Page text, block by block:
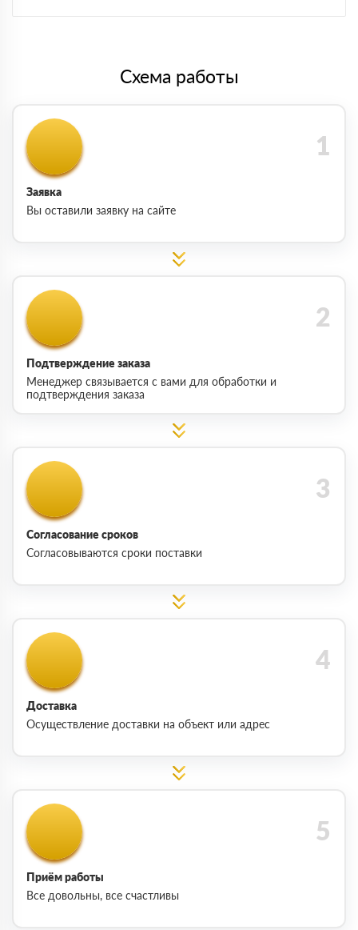
Схема работы
Заявка
Вы оставили заявку на сайте
Подтверждение заказа
Менеджер связывается с вами для обработки и
подтверждения заказа
Согласование сроков
Согласовываются сроки поставки
Доставка
Осуществление доставки на объект или адрес
Приём работы
Все довольны, все счастливы